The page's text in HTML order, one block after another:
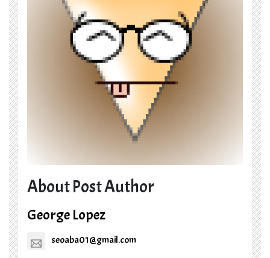
About Post Author
George Lopez
seoaba01@gmail.com